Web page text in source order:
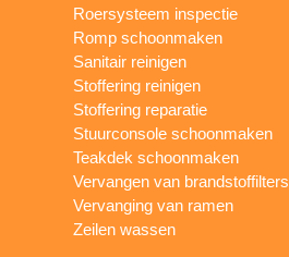
Roersysteem inspectie
Romp schoonmaken
Sanitair reinigen
Stoffering reinigen
Stoffering reparatie
Stuurconsole schoonmaken
Teakdek schoonmaken
Vervangen van brandstoffilters
Vervanging van ramen
Zeilen wassen